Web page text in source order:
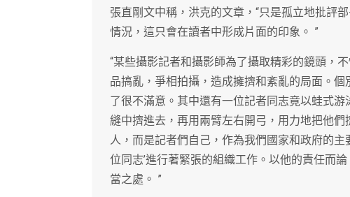
張直剛文中稱，洪克的文章，“只是孤立地批評
情況，這只會在讀者中形成片面的印象。 ”
“某些攝影記者和攝影師為了攝取精彩的鏡頭，
品搞亂，爭相拍攝，造成擁擠和紊亂的局面。
了很不滿意。其中還有一位記者同志竟以蛙式
縫中擠進去，再用兩臂左右開弓，用力地把他
人，而是記者們自己，作為我們國家和政府的
位同志’進行著緊張的組織工作。以他的責任而
當之處。 ”